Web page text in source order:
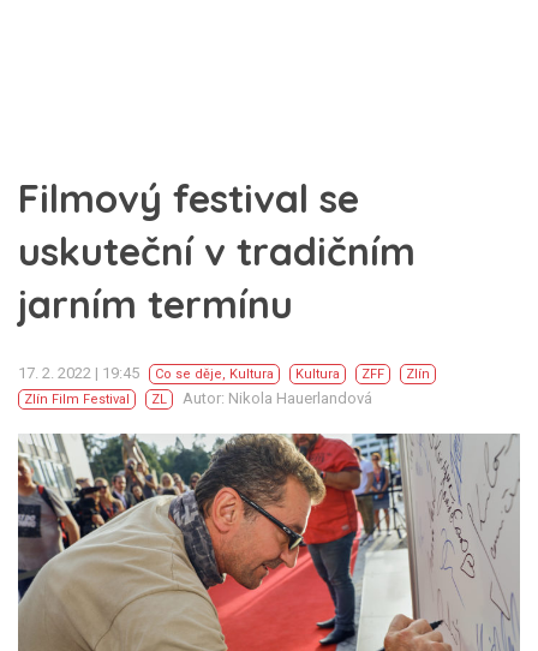
Filmový festival se
uskuteční v tradičním
jarním termínu
17. 2. 2022 | 19:45 Co se děje, Kultura Kultura ZFF
Zlín
Zlín Film Festival
ZL Autor: Nikola Hauerlandová